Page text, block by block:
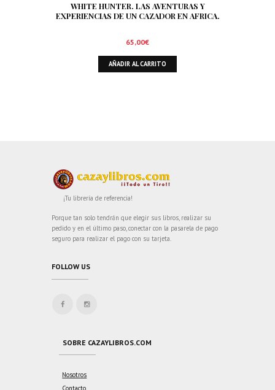
WHITE HUNTER. LAS AVENTURAS Y
EXPERIENCIAS DE UN CAZADOR EN AFRICA.
65,00€
AÑADIR AL CARRITO
¡Tu librería de referencia!
Porque tan solo tendrán que elegir sus libros, realizar su
pedido y en el último paso, conectar con la pasarela de pago
seguro para realizar el pago con su tarjeta.
FOLLOW US
SOBRE CAZAYLIBROS.COM
Nosotros